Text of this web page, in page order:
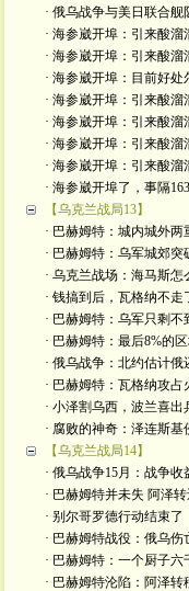
· 俄乌战争与美日联合舰
· 海参崴开埠：引来酸溜
· 海参崴开埠：引来酸溜
· 海参崴开埠：目前好处
· 海参崴开埠：引来酸溜
· 海参崴开埠：引来酸溜
· 海参崴开埠：引来酸溜
· 海参崴开埠：引来酸溜
· 海参崴开埠了，事隔
【乌克兰战局13】
· 巴赫姆特：城内城外两
· 巴赫姆特：乌军城郊突
· 乌克兰战场：海马斯怎
· 钱搞到后，瓦格纳不走
· 巴赫姆特：乌军只剩不
· 巴赫姆特：最后8%的
· 俄乌战争：北约估计俄
· 巴赫姆特：瓦格纳攻占
· 小泽割乌西，波兰喜出
· 腐败的神奇：泽连斯基
【乌克兰战局14】
· 俄乌战争15月：战争收
· 巴赫姆特并未失 阿泽
· 别尔哥罗德行动结束了
· 巴赫姆特战役：俄乌伤
· 巴赫姆特：一个厨子六
· 巴赫姆特沦陷：阿泽转